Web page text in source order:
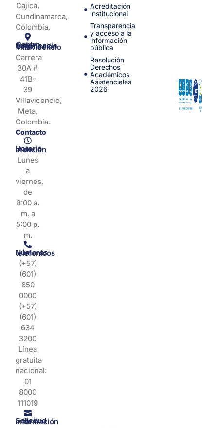
Cajicá,
Cundinamarca,
Colombia.
Centro de Experiencia y Orientación Villavicencio
Carrera
30A #
41B-
39
Villavicencio,
Meta,
Colombia.
Contacto
Horario de atención
Lunes
a
viernes,
de
8:00 a.
m. a
5:00 p.
m.
Números telefonicos
(+57)
(601)
650
0000
(+57)
(601)
634
3200
Línea
gratuita
nacional:
01
8000
111019
Solicitud de información
Acreditación
Institucional
Transparencia
y acceso a la
información
pública
Resolución
Derechos
Académicos
Asistenciales
2026